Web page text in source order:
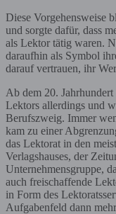
Diese Vorgehensweise
und sorgte dafür, dass
als Lektor tätig waren.
daraufhin als Symbol
darauf vertrauen, ihr
Ab dem 20.
Lektors allerdings und
Berufszweig. Immer
kam zu einer
das Lektorat in den
Verlagshauses, der
Unternehmensgruppe,
auch freischaffende
in Form des
Aufgabenfeld dann